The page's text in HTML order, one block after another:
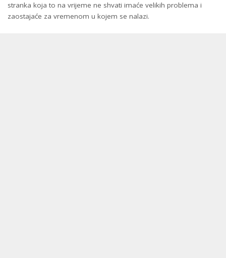
stranka koja to na vrijeme ne shvati imaće velikih problema i
zaostajaće za vremenom u kojem se nalazi.